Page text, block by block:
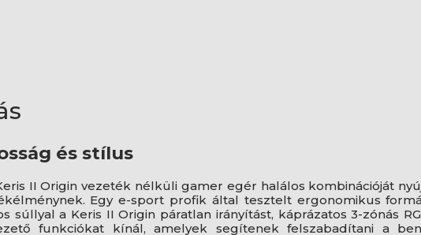
és stílus
II Origin vezeték nélküli gamer egér halálos kombinációját
Egy e-sport profik által tesztelt ergonomikus
súllyal a Keris II Origin páratlan irányítást, káprázatos 3-zónás
funkciókat kínál, amelyek segítenek felszabadítani a